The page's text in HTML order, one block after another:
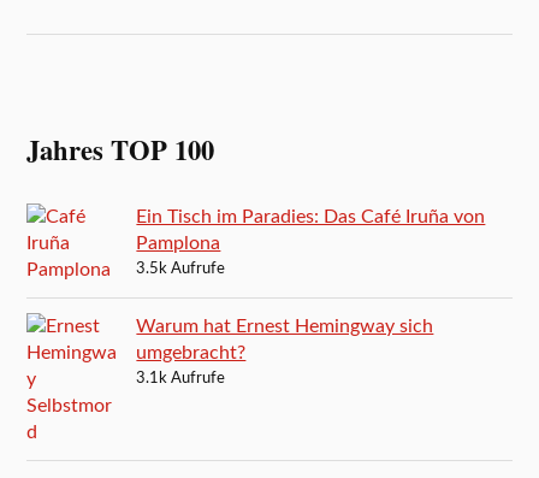
Jahres TOP 100
Ein Tisch im Paradies: Das Café Iruña von
Pamplona
3.5k Aufrufe
Warum hat Ernest Hemingway sich
umgebracht?
3.1k Aufrufe